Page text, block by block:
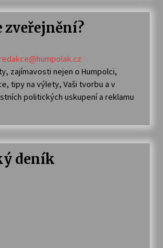
redakce@humpolak.cz
zajímavosti nejen o Humpolci,
tipy na výlety, Vaši tvorbu a v
politických uskupení a reklamu
deník